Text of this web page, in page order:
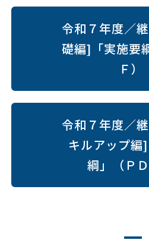
令和７年度／
礎編]「実施要
Ｆ）
令和７年度／
キルアップ編
綱」（Ｐ